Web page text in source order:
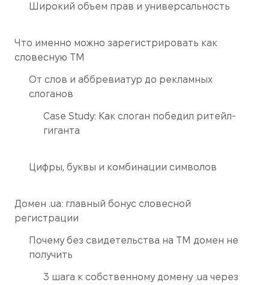
Широкий объем прав и универсальность
Что именно можно зарегистрировать как
словесную ТМ
От слов и аббревиатур до рекламных
слоганов
Case Study: Как слоган победил ритейл-
гиганта
Цифры, буквы и комбинации символов
Домен .ua: главный бонус словесной
регистрации
Почему без свидетельства на ТМ домен не
получить
3 шага к собственному домену .ua через